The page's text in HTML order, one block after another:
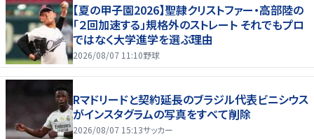
【夏の甲子園2026】聖隷クリストファー・高部陸の
「２回加速する」規格外のストレート それでもプロ
ではなく大学進学を選ぶ理由
2026/08/07 11:10野球
Rマドリードと契約延長のブラジル代表ビニシウス
がインスタグラムの写真をすべて削除
2026/08/07 15:13サッカー